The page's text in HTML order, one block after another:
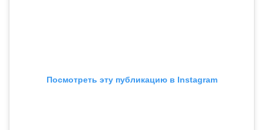
Посмотреть эту публикацию в Instagram